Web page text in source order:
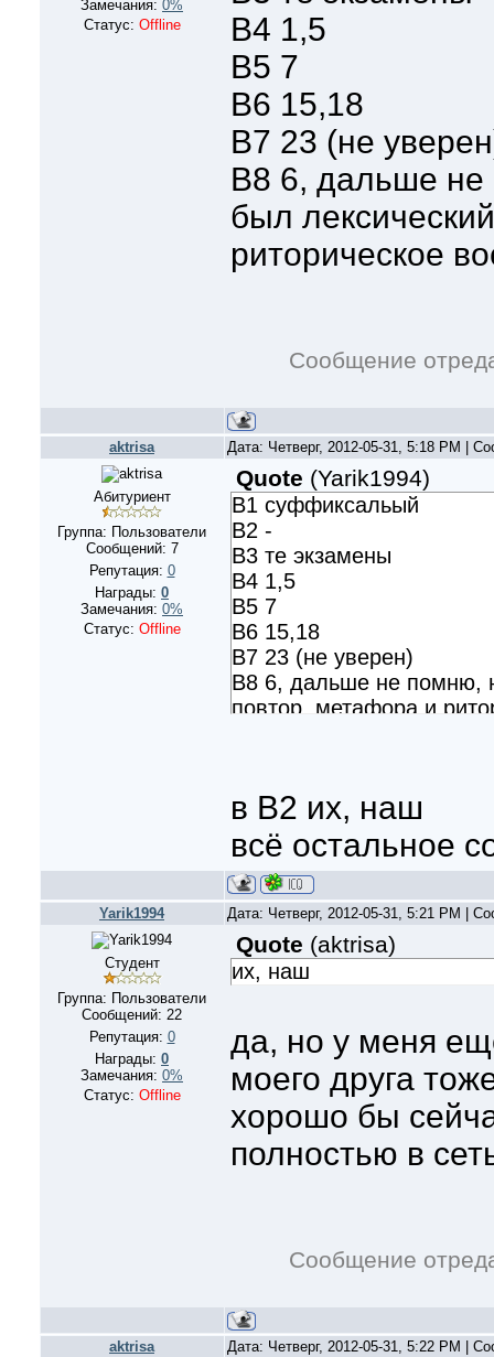
Замечания: 0%
Статус: Offline
В4 1,5
В5 7
В6 15,18
В7 23 (не
В8 6, дальше
был
риторическое
Сообщение
aktrisa Дата: Четверг, 2012-05-31, 5:18 PM |
Абитуриент
Группа: Пользователи
Сообщений: 7
Репутация: 0
Награды: 0
Замечания: 0%
Статус: Offline
Quote (Yarik1994)
B1 суффиксальый
B2 -
B3 те экзамены
В4 1,5
В5 7
В6 15,18
В7 23 (не уверен)
В8 6, дальше не помню,
повтор, метафора и
в В2 их, наш
всё остальное
Yarik1994 Дата: Четверг, 2012-05-31, 5:21 PM |
Студент
Группа: Пользователи
Сообщений: 22
Репутация: 0
Награды: 0
Замечания: 0%
Статус: Offline
Quote (aktrisa)
их, наш
да, но у меня
моего друга
хорошо бы
полностью в
Сообщение
aktrisa Дата: Четверг, 2012-05-31, 5:22 PM |